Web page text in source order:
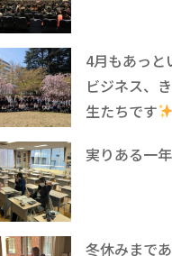
4月もあっと
ビジネス、
生たちです
実りある一
冬休みまで